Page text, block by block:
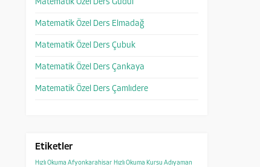
Matematik Özel Ders Güdül
Matematik Özel Ders Elmadağ
Matematik Özel Ders Çubuk
Matematik Özel Ders Çankaya
Matematik Özel Ders Çamlıdere
Etiketler
Hızlı Okuma Afyonkarahisar Hızlı Okuma Kursu Adıyaman